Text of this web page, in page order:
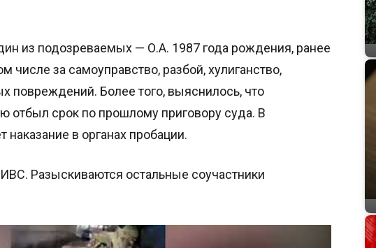
из подозреваемых — О.А. 1987 года рождения, ранее
числе за самоуправство, разбой, хулиганство,
повреждений. Более того, выяснилось, что
отбыл срок по прошлому приговору суда. В
в органах пробации.
Разыскиваются остальные соучастники